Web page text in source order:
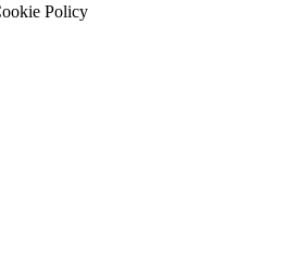
Policy